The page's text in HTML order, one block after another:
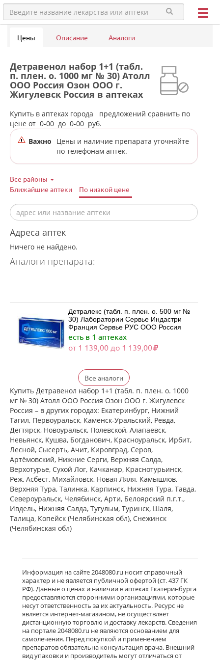
Цены Описание Аналоги
Детравенол набор 1+1 (табл.
п. плен. о. 1000 мг № 30) Атолл
ООО Россия Озон ООО г.
Жигулевск Россия в аптеках
города Лесного
Купить в аптеках города
предложений сравнить по
цене от 0-00 до 0-00 руб.
Важно
Цены и наличие препарата уточняйте
по телефонам аптек.
Все районы
Ближайшие аптеки
По низкой цене
Адреса аптек
Ничего не найдено.
Аналоги препарата:
Детралекс (табл. п. плен. о. 500 мг №
30) Лаборатории Сервье Индастри
Франция Сервье РУС ООО Россия
есть в 1 аптеках
от 1 139,00 до 1 139,00
Детралекс (табл. п. плен. о. 500 мг №
60) Лаборатории Сервье Индастри
Франция Сервье РУС ООО Россия
есть в 1 аптеках
от 2 164,00 до 2 164,00
Венарус (табл. п. плен. о. 50 мг+450
мг № 30) Алиум АО (Московская
обл,.рп. Оболенск) Россия
есть в 1 аптеках
от 1 183,00 до 1 183,00
Венарус (табл. п. плен. о. 50 мг+450
мг № 60) Алиум АО (Московская
обл,.рп. Оболенск) Россия
есть в 1 аптеках
от 2 079,00 до 2 079,00
Детралекс (табл. п. плен. о. 1000 мг
№ 60) Лаборатории Сервье
Индастри Франция Сервье РУС ООО
Россия
есть в 1 аптеках
от 3 232,00 до 3 232,00
Флебавен (табл. п. плен. о. 500 мг №
32) КРКА-Рус ООО Россия
есть в 1 аптеках
от 920,00 до 920,00
Все аналоги
Купить Детравенол набор 1+1 (табл. п. плен. о. 1000
мг № 30) Атолл ООО Россия Озон ООО г. Жигулевск
Россия – в других городах: Екатеринбург, Нижний
Тагил, Первоуральск, Каменск-Уральский, Ревда,
Дегтярск, Новоуральск, Полевской, Алапаевск,
Невьянск, Кушва, Богданович, Красноуральск, Ирбит,
Лесной, Сысерть, Ачит, Кировград, Серов,
Артёмовский, Нижние Cерги, Верхняя Салда,
Верхотурье, Сухой Лог, Качканар, Краснотурьинск,
Реж, Асбест, Михайловск, Новая Ляля, Камышлов,
Верхняя Тура, Талинка, Карпинск, Нижняя Тура, Тавда,
Североуральск, Челябинск, Арти, Белоярский п.г.т.,
Ивдель, Нижняя Салда, Тугулым, Туринск, Шаля,
Талица, Копейск (Челябинская обл), Снежинск
(Челябинская обл)
Информация на сайте 2048080.ru носит справочный
характер и не является публичной офертой (ст. 437 ГК
РФ). Данные о ценах и наличии в аптеках Екатеринбурга
предоставляются сторонними организациями, которые
несут ответственность за их актуальность. Ресурс не
является интернет-магазином, не осуществляет
дистанционную торговлю и доставку лекарств. Сведения
на портале 2048080.ru не являются основанием для
самолечения. Перед покупкой и применением
препаратов обязательна консультация врача. Внешний
вид упаковки и производитель могут отличаться от